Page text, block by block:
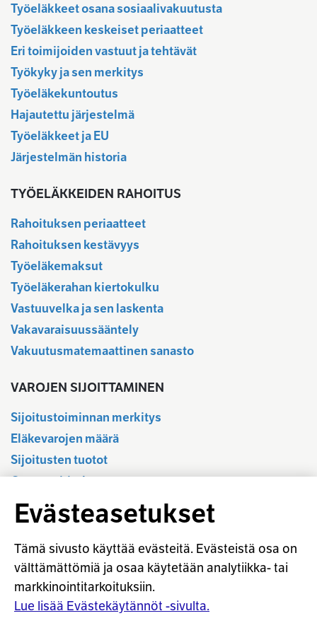
Työeläkkeet osana sosiaalivakuutusta
Työeläkkeen keskeiset periaatteet
Eri toimijoiden vastuut ja tehtävät
Työkyky ja sen merkitys
Työeläkekuntoutus
Hajautettu järjestelmä
Työeläkkeet ja EU
Järjestelmän historia
TYÖELÄKKEIDEN RAHOITUS
Rahoituksen periaatteet
Rahoituksen kestävyys
Työeläkemaksut
Työeläkerahan kiertokulku
Vastuuvelka ja sen laskenta
Vakavaraisuussääntely
Vakuutusmatemaattinen sanasto
VAROJEN SIJOITTAMINEN
Sijoitustoiminnan merkitys
Eläkevarojen määrä
Sijoitusten tuotot
Osavuositiedot
Tilastotietokanta
Sijoitustoiminnan sääntely
Vastuullinen sijoittaminen
Sijoitussanasto
Osaketuoton ennakointi
Evästeasetukset
Tämä sivusto käyttää evästeitä. Evästeistä osa on
välttämättömiä ja osaa käytetään analytiikka- tai
markkinointitarkoituksiin.
Lue lisää Evästekäytännöt -sivulta.